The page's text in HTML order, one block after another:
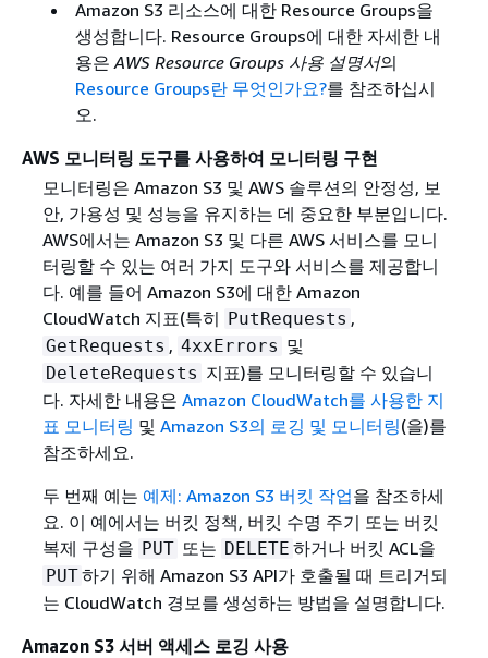
Amazon S3 리소스에 대한 Resource Groups을
생성합니다. Resource Groups에 대한 자세한 내
용은 AWS Resource Groups 사용 설명서의
Resource Groups란 무엇인가요?를 참조하십시
오.
AWS 모니터링 도구를 사용하여 모니터링 구현
모니터링은 Amazon S3 및 AWS 솔루션의 안정성, 보
안, 가용성 및 성능을 유지하는 데 중요한 부분입니다.
AWS에서는 Amazon S3 및 다른 AWS 서비스를 모니
터링할 수 있는 여러 가지 도구와 서비스를 제공합니
다. 예를 들어 Amazon S3에 대한 Amazon
CloudWatch 지표(특히 PutRequests ,
GetRequests , 4xxErrors 및
DeleteRequests 지표)를 모니터링할 수 있습니
다. 자세한 내용은 Amazon CloudWatch를 사용한 지
표 모니터링 및 Amazon S3의 로깅 및 모니터링(을)를
참조하세요.
두 번째 예는 예제: Amazon S3 버킷 작업을 참조하세
요. 이 예에서는 버킷 정책, 버킷 수명 주기 또는 버킷
복제 구성을 PUT 또는 DELETE 하거나 버킷 ACL을
PUT하기 위해 Amazon S3 API가 호출될 때 트리거되
는 CloudWatch 경보를 생성하는 방법을 설명합니다.
Amazon S3 서버 액세스 로깅 사용